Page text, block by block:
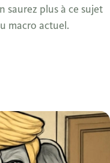
saurez plus à ce sujet
macro actuel.